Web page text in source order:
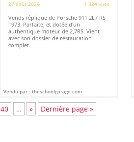
27 août 2024
1 824 vues
Vends réplique de Porsche 911 2L7 RS
1973. Parfaite, et dotée d'un
authentique moteur de 2,7RS. Vient
avec son dossier de restauration
complet.
Vendu par : theschoolgarage.com
40 … » Dernière page »